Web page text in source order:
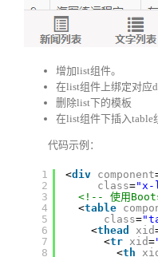
增加list组件。
在list组件上绑定对应
删除list下的模板
在list组件下插入table
代码示例：
1
2
3
4
5
6
7
8
<div component
class=
<!-- 使用
<table
class=
<thead xid
<tr xid=
<th